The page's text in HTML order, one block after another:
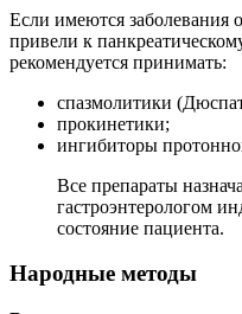
Если имеются заболевания
привели к
рекомендуется принимать:
спазмолитики
прокинетики;
ингибиторы
Все препараты
гастроэнтерологом
состояние пациента.
Народные методы